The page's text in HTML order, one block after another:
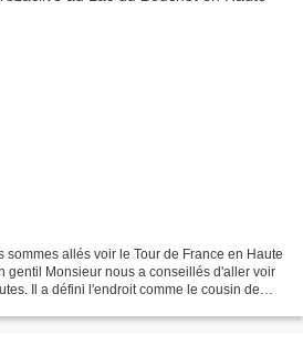
sommes allés voir le Tour de France en Haute
gentil Monsieur nous a conseillés d'aller voir
Il a défini l'endroit comme le cousin de